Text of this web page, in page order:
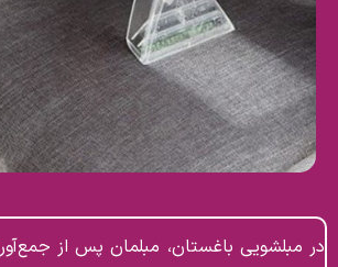
در مبلشویی باغستان، مبلمان پس از